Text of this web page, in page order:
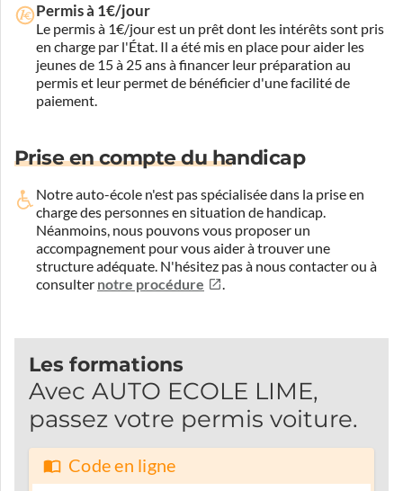
Permis à 1€/jour
Le permis à 1€/jour est un prêt dont les intérêts sont pris
en charge par l'État. Il a été mis en place pour aider les
jeunes de 15 à 25 ans à financer leur préparation au
permis et leur permet de bénéficier d'une facilité de
paiement.
Prise en compte du handicap
Notre auto-école n'est pas spécialisée dans la prise en
charge des personnes en situation de handicap.
Néanmoins, nous pouvons vous proposer un
accompagnement pour vous aider à trouver une
structure adéquate. N'hésitez pas à nous contacter ou à
consulter notre procédure .
Les formations
Avec AUTO ECOLE LIME,
passez votre permis voiture.
Code en ligne